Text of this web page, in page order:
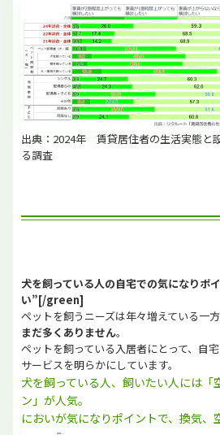
出典：2024年 賃貸居住者の生活実態と
る調査
犬を飼っている人の自宅での気になり
い”[/green]
ペットを飼うニーズは年々増えている一方
まだ多くありません。
ペットを飼っている入居者にとって、自
サービスを明らかにしています。
犬を飼っている人、飼いたい人には「
ン」が人気。
においが気になりポイントで、換気、